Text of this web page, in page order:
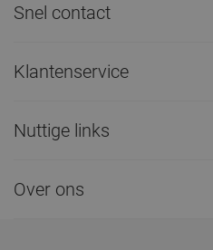
Snel contact
Klantenservice
Nuttige links
Over ons